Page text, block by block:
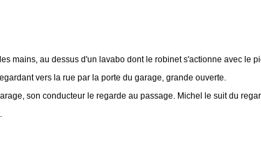
mains, au dessus d'un lavabo dont le robinet s'actionne avec le
vers la rue par la porte du garage, grande ouverte.
son conducteur le regarde au passage. Michel le suit du